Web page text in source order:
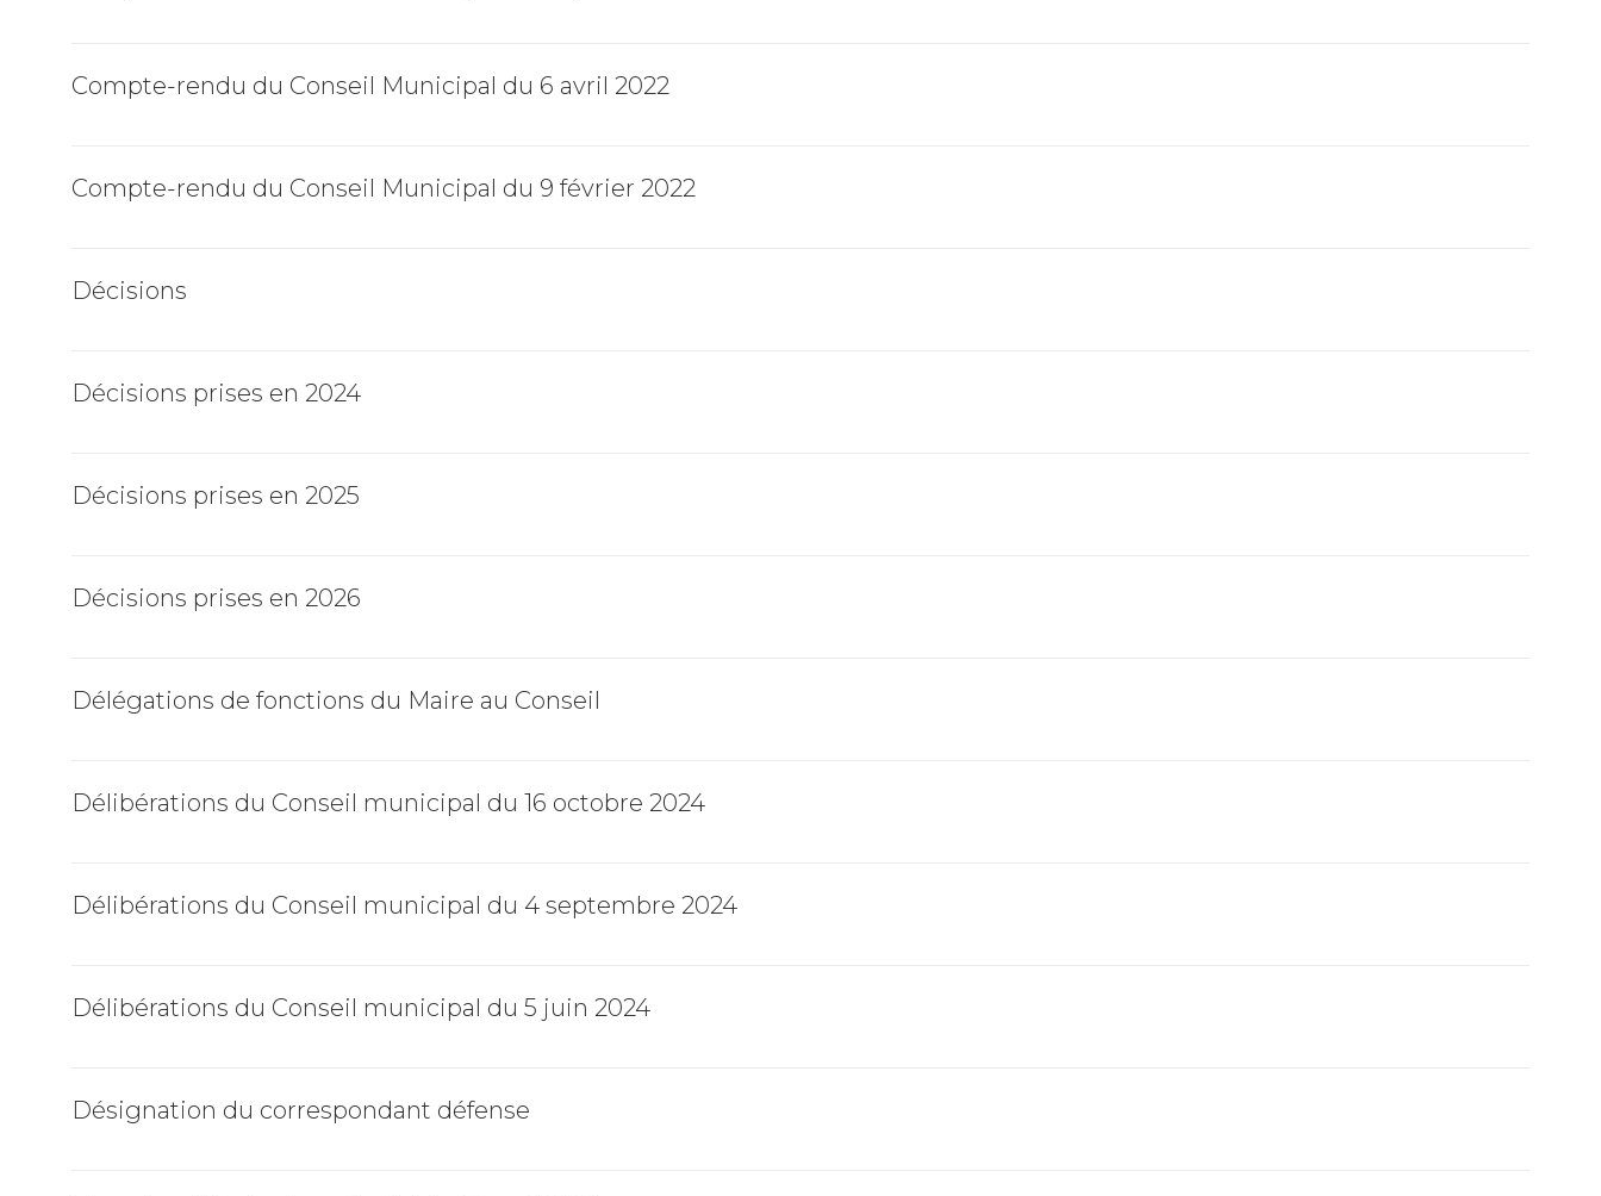
Compte-rendu du Conseil Municipal du 6 avril 2022
Compte-rendu du Conseil Municipal du 9 février 2022
Décisions
Décisions prises en 2024
Décisions prises en 2025
Décisions prises en 2026
Délégations de fonctions du Maire au Conseil
Délibérations du Conseil municipal du 16 octobre 2024
Délibérations du Conseil municipal du 4 septembre 2024
Délibérations du Conseil municipal du 5 juin 2024
Désignation du correspondant défense